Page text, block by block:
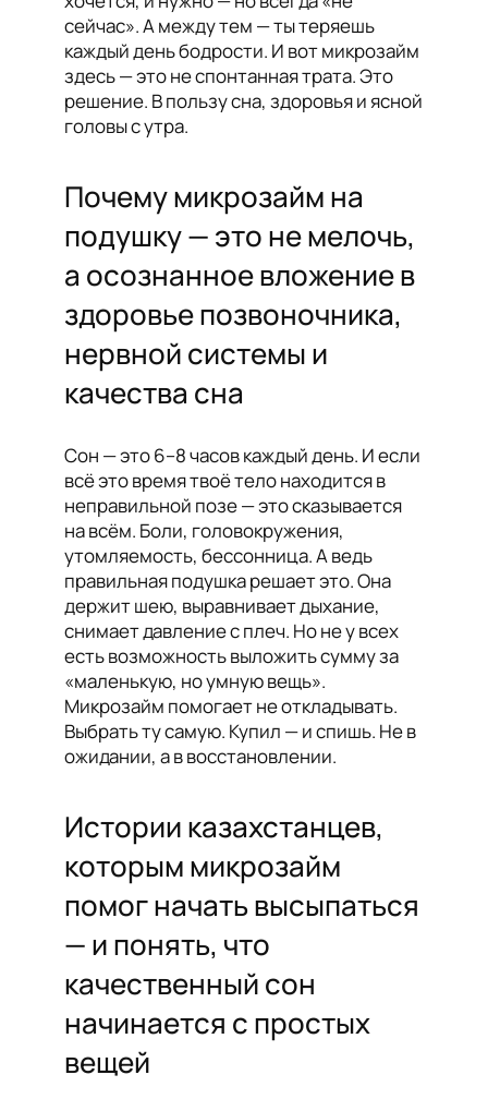
сейчас». А между тем — ты теряешь
каждый день бодрости. И вот микрозайм
здесь — это не спонтанная трата. Это
решение. В пользу сна, здоровья и ясной
головы с утра.
Почему микрозайм на
подушку — это не мелочь,
а осознанное вложение в
здоровье позвоночника,
нервной системы и
качества сна
Сон — это 6–8 часов каждый день. И если
всё это время твоё тело находится в
неправильной позе — это сказывается
на всём. Боли, головокружения,
утомляемость, бессонница. А ведь
правильная подушка решает это. Она
держит шею, выравнивает дыхание,
снимает давление с плеч. Но не у всех
есть возможность выложить сумму за
«маленькую, но умную вещь».
Микрозайм помогает не откладывать.
Выбрать ту самую. Купил — и спишь. Не в
ожидании, а в восстановлении.
Истории казахстанцев,
которым микрозайм
помог начать высыпаться
— и понять, что
качественный сон
начинается с простых
вещей